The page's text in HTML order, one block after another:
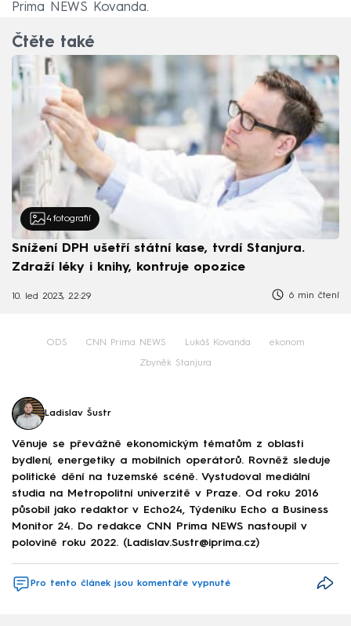
Prima NEWS Kovanda.
Čtěte také
4 fotografií
Snížení DPH ušetří státní kase, tvrdí Stanjura.
Zdraží léky i knihy, kontruje opozice
10. led 2023, 22:29 6 min čtení
ODS CNN Prima NEWS Lukáš Kovanda ekonom
Zbyněk Stanjura
Ladislav Šustr
Věnuje se převážně ekonomickým tématům z oblasti
bydlení, energetiky a mobilních operátorů. Rovněž sleduje
politické dění na tuzemské scéně. Vystudoval mediální
studia na Metropolitní univerzitě v Praze. Od roku 2016
působil jako redaktor v Echo24, Týdeníku Echo a Business
Monitor 24. Do redakce CNN Prima NEWS nastoupil v
polovině roku 2022. (Ladislav.Sustr@iprima.cz)
Pro tento článek jsou komentáře vypnuté